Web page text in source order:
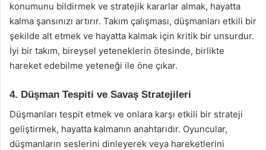
konumunu bildirmek ve stratejik kararlar almak, hayatta
kalma şansınızı artırır. Takım çalışması, düşmanları etkili bir
şekilde alt etmek ve hayatta kalmak için kritik bir unsurdur.
İyi bir takım, bireysel yeteneklerin ötesinde, birlikte
hareket edebilme yeteneği ile öne çıkar.
4. Düşman Tespiti ve Savaş Stratejileri
Düşmanları tespit etmek ve onlara karşı etkili bir strateji
geliştirmek, hayatta kalmanın anahtarıdır. Oyuncular,
düşmanların seslerini dinleyerek veya hareketlerini